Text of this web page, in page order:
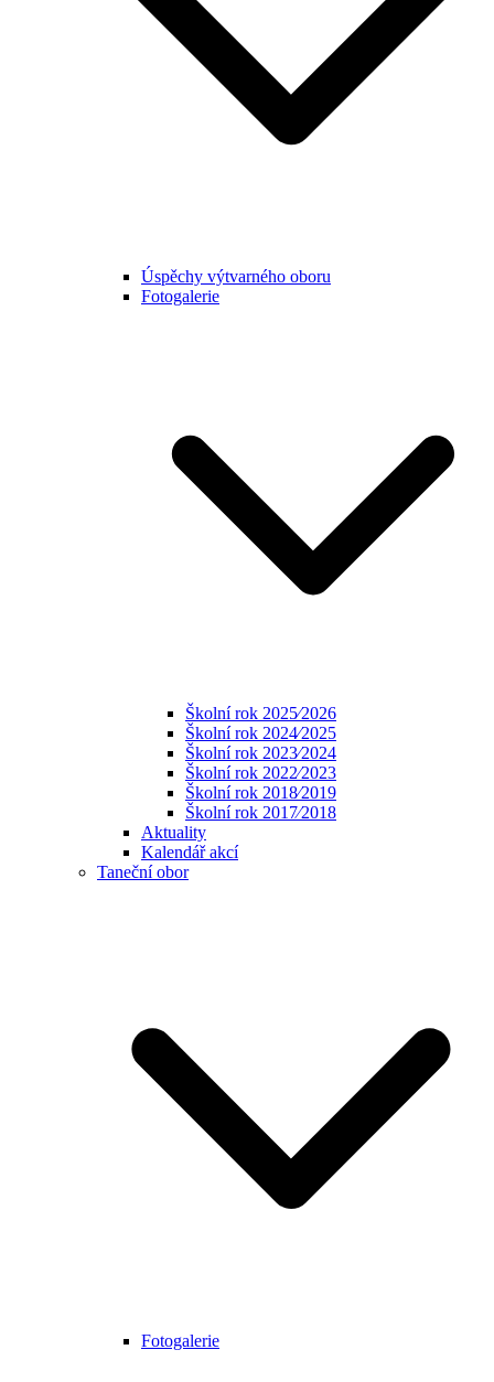
Úspěchy výtvarného oboru
Fotogalerie
Školní rok 2025⁄2026
Školní rok 2024⁄2025
Školní rok 2023⁄2024
Školní rok 2022⁄2023
Školní rok 2018⁄2019
Školní rok 2017⁄2018
Aktuality
Kalendář akcí
Taneční obor
Fotogalerie